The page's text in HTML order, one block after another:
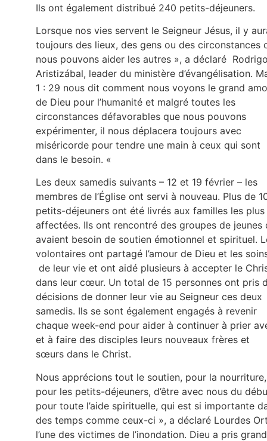
Ils ont également distribué 240 petits-déjeuners.
Lorsque nos vies servent le Seigneur Jésus, il y
toujours des lieux, des gens ou des circonstances
nous pouvons aider les autres », a déclaré
Aristizábal, leader du ministère d’évangélisation.
1 : 29 nous dit comment nous voyons le grand
de Dieu pour l’humanité et malgré toutes les
circonstances défavorables que nous pouvons
expérimenter, il nous déplacera toujours avec
miséricorde pour tendre une main à ceux qui sont
dans le besoin. «
Les deux samedis suivants – 12 et 19 février – les
membres de l’Église ont servi à nouveau. Plus de
petits-déjeuners ont été livrés aux familles les plus
affectées. Ils ont rencontré des groupes de jeunes
avaient besoin de soutien émotionnel et spirituel.
volontaires ont partagé l’amour de Dieu et les
de leur vie et ont aidé plusieurs à accepter le
dans leur cœur. Un total de 15 personnes ont pris
décisions de donner leur vie au Seigneur ces deux
samedis. Ils se sont également engagés à revenir
chaque week-end pour aider à continuer à prier
et à faire des disciples leurs nouveaux frères et
sœurs dans le Christ.
Nous apprécions tout le soutien, pour la nourriture,
pour les petits-déjeuners, d’être avec nous du
pour toute l’aide spirituelle, qui est si importante
des temps comme ceux-ci », a déclaré Lourdes
l’une des victimes de l’inondation. Dieu a pris grand